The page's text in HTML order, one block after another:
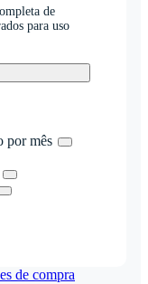
de
para uso
por mês
de compra